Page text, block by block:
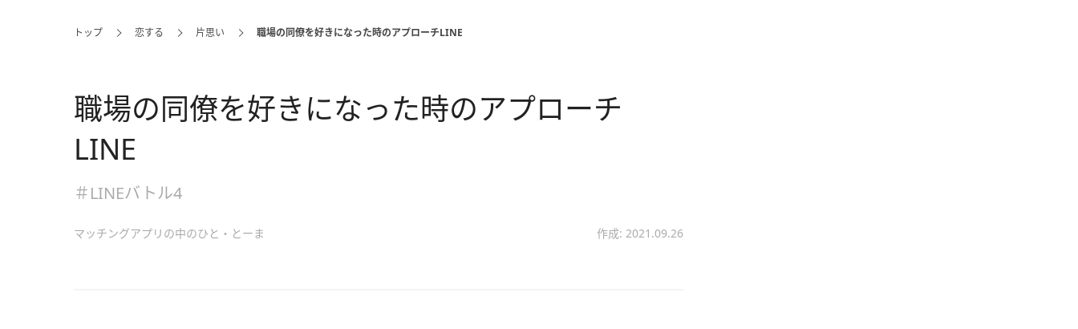
トップ 恋する 片思い 職場の同僚を好きになった時のアプローチLINE
職場の同僚を好きになった時のアプローチ
LINE
＃LINEバトル4
マッチングアプリの中のひと・とーま 作成: 2021.09.26